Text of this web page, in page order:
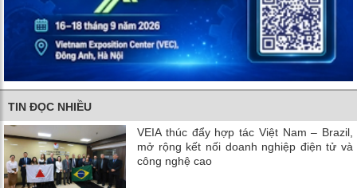
TIN ĐỌC NHIỀU
VEIA thúc đẩy hợp tác Việt Nam – Brazil,
mở rộng kết nối doanh nghiệp điện tử và
công nghệ cao